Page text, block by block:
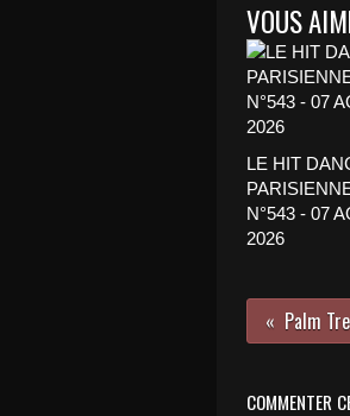
VOUS
LE HIT
N°543 - 07
2026
COMMENTER